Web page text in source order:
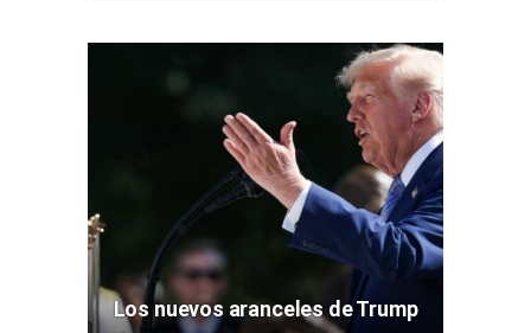
Los nuevos aranceles de Trump